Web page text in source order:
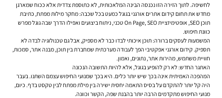
לחשיפה. לתוך הזירה הזו נכנסה הבינה המלאכותית, לא כתוספת צדדית אלא ככוח שמארגן
מחדש את תחום קידום אתרים אורגני בגוגל כמעט בכל שכבה: מחקר מילות מפתח, כתיבת
תוכן SEO, אופטימיזציית On Page, SEO טכני, ניתוח ביצועים ואפילו הדרך שבה גוגל מפרש
כוונת חיפוש.
המשמעות לעסקים ברורה: תוכן איכותי לבדו כבר לא מספיק, אבל גם טכנולוגיה לבדה לא
תספיק. קידום אורגני אפקטיבי הפך לעבודה מערכתית שמחברת בין תוכן, מבנה אתר, סמכות,
חוויית משתמש, מהירות אתר, נתונים, ואמון.
האתגר החדש: לא רק להופיע בגוגל, אלא להיות התשובה הנכונה
המהפכה האמיתית אינה בכך שיש יותר כלים. היא בכך שמנועי החיפוש עצמם השתנו. בעבר
היה קל יותר להתקדם על בסיס התאמה יחסית ישירה בין מילת מפתח לבין טקסט בדף. כיום,
מנועי החיפוש מתקדמים הרבה יותר בהבנת שפה, הקשר וכוונה.